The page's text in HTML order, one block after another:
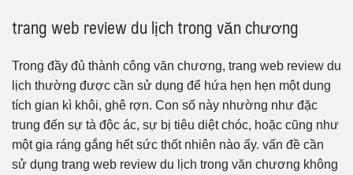
trang web review du lịch trong văn chương
Trong đầy đủ thành công văn chương, trang web review du
lịch thường được cần sử dụng để hứa hẹn hẹn một dung
tích gian kì khôi, ghê rợn. Con số này nhường như đặc
trung đến sự tà độc ác, sự bị tiêu diệt chóc, hoặc cũng như
một gia ráng gắng hết sức thốt nhiên nào ấy. vấn đề cần
sử dụng trang web review du lịch trong văn chương không